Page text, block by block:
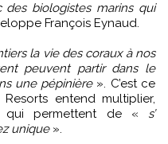
biologistes marins qui
François Eynaud.
la vie des coraux à nos
peuvent partir dans le
une pépinière». C’est ce
entend multiplier,
qui permettent de « s’
unique».